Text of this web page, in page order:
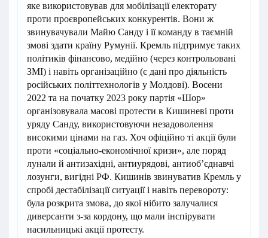
яке використовував для мобілізації електорату
проти проєвропейських конкурентів. Вони ж
звинувачували Майю Санду і її команду в таємній
змові здати країну Румунії. Кремль підтримує таких
політиків фінансово, медійно (через контрольовані
ЗМІ) і навіть організаційно (є дані про діяльність
російських політтехнологів у Молдові). Восени
2022 та на початку 2023 року партія «Шор»
організовувала масові протести в Кишиневі проти
уряду Санду, використовуючи незадоволення
високими цінами на газ. Хоч офіційно ті акції були
проти «соціально-економічної кризи», але поряд
лунали й антизахідні, антиурядові, антиоб’єднавчі
лозунги, вигідні РФ. Кишинів звинуватив Кремль у
спробі дестабілізації ситуації і навіть перевороту:
була розкрита змова, до якої нібито залучалися
диверсанти з-за кордону, що мали інспірувати
насильницькі акції протесту.